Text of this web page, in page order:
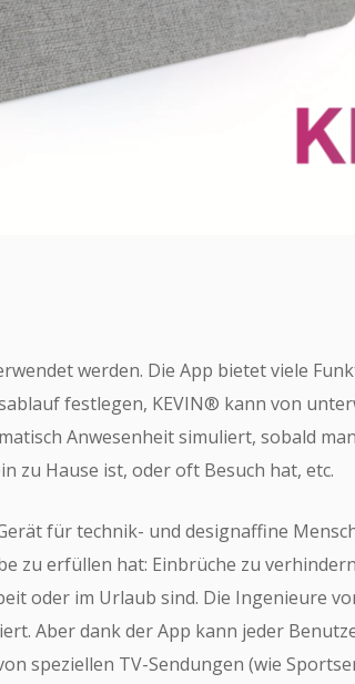
werden. Die App bietet viele
festlegen, KEVIN® kann von
Anwesenheit simuliert, sobald
zu Hause ist, oder oft Besuch hat, etc.
für technik- und designaffine
zu erfüllen hat: Einbrüche zu
oder im Urlaub sind. Die Ingenieure
Aber dank der App kann jeder
speziellen TV-Sendungen (wie